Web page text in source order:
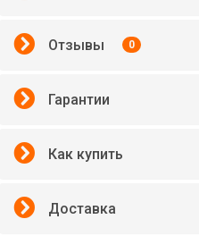
Отзывы 0
Гарантии
Как купить
Доставка